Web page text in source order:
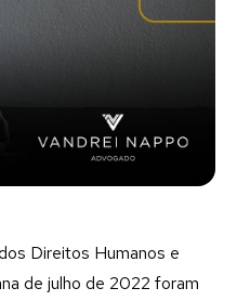
Direitos Humanos e
de julho de 2022 foram